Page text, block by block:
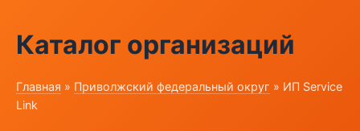
Каталог организаций
Главная » Приволжский федеральный округ » ИП Service
Link